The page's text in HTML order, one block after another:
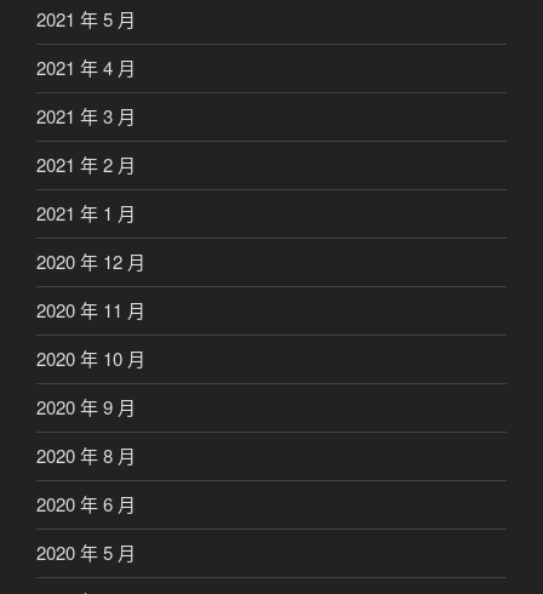
2021 年 5 月
2021 年 4 月
2021 年 3 月
2021 年 2 月
2021 年 1 月
2020 年 12 月
2020 年 11 月
2020 年 10 月
2020 年 9 月
2020 年 8 月
2020 年 6 月
2020 年 5 月